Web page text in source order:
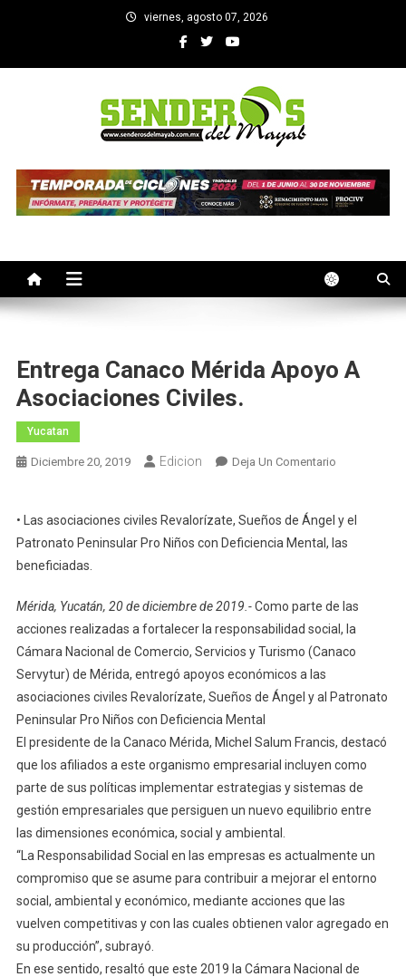
viernes, agosto 07, 2026
SENDEROS DEL MAYAB
Entrega Canaco Mérida Apoyo A
Asociaciones Civiles.
Yucatan
Diciembre 20, 2019 Edicion Deja Un ComentarioEn
Mérida
Apoyo
Civiles.
• Las asociaciones civiles Revalorízate, Sueños de Ángel y el
Patronato Peninsular Pro Niños con Deficiencia Mental, las
beneficiadas.
Mérida, Yucatán, 20 de diciembre de 2019.-Como parte de las
acciones realizadas a fortalecer la responsabilidad social, la
Cámara Nacional de Comercio, Servicios y Turismo (Canaco
Servytur) de Mérida, entregó apoyos económicos a las
asociaciones civiles Revalorízate, Sueños de Ángel y al Patronato
Peninsular Pro Niños con Deficiencia Mental
El presidente de la Canaco Mérida, Michel Salum Francis, destacó
que los afiliados a este organismo empresarial incluyen como
parte de sus políticas implementar estrategias y sistemas de
gestión empresariales que persiguen un nuevo equilibrio entre
las dimensiones económica, social y ambiental.
“La Responsabilidad Social en las empresas es actualmente un
compromiso que se asume para contribuir a mejorar el entorno
social, ambiental y económico, mediante acciones que las
vuelven competitivas y con las cuales obtienen valor agregado en
su producción”, subrayó.
En ese sentido, resaltó que este 2019 la Cámara Nacional de